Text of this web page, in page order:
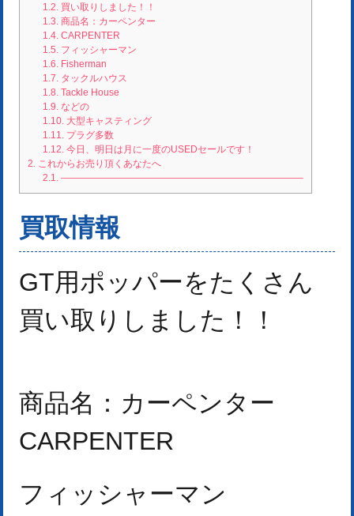
1.2.買い取りしました！！
1.3.商品名：カーペンター
1.4.CARPENTER
1.5.フィッシャーマン
1.6.Fisherman
1.7.タックルハウス
1.8.Tackle House
1.9.などの
1.10.大型キャスティング
1.11.プラグ多数
1.12.今日、明日は月に一度のUSEDセールです！
2. これからお売り頂くあなたへ
2.1.—————————————————————————–
買取情報
GT用ポッパーをたくさん
買い取りしました！！
商品名：カーペンター
CARPENTER
フィッシャーマン